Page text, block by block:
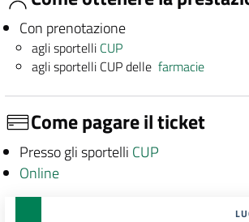
Con prenotazione
agli sportelli CUP
agli sportelli CUP dellefarmacie
Come pagare il ticket
Presso gli sportelli CUP
Online